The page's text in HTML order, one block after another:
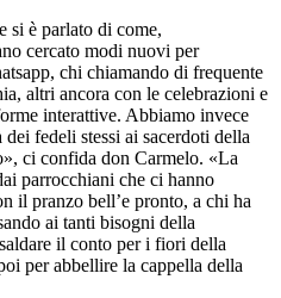
si è parlato di come,
cercato modi nuovi per
chi chiamando di frequente
altri ancora con le celebrazioni e
interattive. Abbiamo invece
fedeli stessi ai sacerdoti della
ci confida don Carmelo. «La
parrocchiani che ci hanno
il pranzo bell’e pronto, a chi ha
ai tanti bisogni della
il conto per i fiori della
per abbellire la cappella della